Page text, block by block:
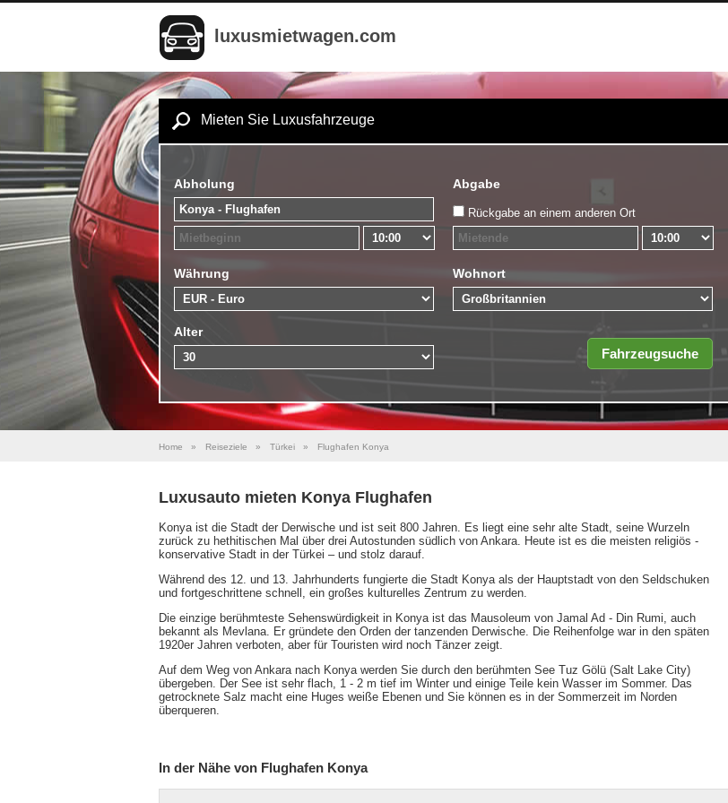
luxusmietwagen.com
Mieten Sie Luxusfahrzeuge
Abholung Abgabe
Rückgabe an einem anderen Ort
Währung Wohnort
Alter
Home » Reiseziele » Türkei » Flughafen Konya
Luxusauto mieten Konya Flughafen
Konya ist die Stadt der Derwische und ist seit 800 Jahren. Es liegt eine sehr alte Stadt, seine Wurzeln
zurück zu hethitischen Mal über drei Autostunden südlich von Ankara. Heute ist es die meisten religiös -
konservative Stadt in der Türkei – und stolz darauf.
Während des 12. und 13. Jahrhunderts fungierte die Stadt Konya als der Hauptstadt von den Seldschuken
und fortgeschrittene schnell, ein großes kulturelles Zentrum zu werden.
Die einzige berühmteste Sehenswürdigkeit in Konya ist das Mausoleum von Jamal Ad - Din Rumi, auch
bekannt als Mevlana. Er gründete den Orden der tanzenden Derwische. Die Reihenfolge war in den späten
1920er Jahren verboten, aber für Touristen wird noch Tänzer zeigt.
Auf dem Weg von Ankara nach Konya werden Sie durch den berühmten See Tuz Gölü (Salt Lake City)
übergeben. Der See ist sehr flach, 1 - 2 m tief im Winter und einige Teile kein Wasser im Sommer. Das
getrocknete Salz macht eine Huges weiße Ebenen und Sie können es in der Sommerzeit im Norden
überqueren.
In der Nähe von Flughafen Konya